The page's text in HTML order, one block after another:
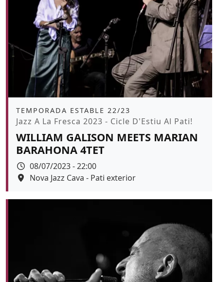
Àmbit
TEMPORADA ESTABLE 22/23
Promoció
Jazz A La Fresca 2023 - Cicle D'Estiu Al Pati!
WILLIAM GALISON MEETS MARIAN
BARAHONA 4TET
Data
08/07/2023 - 22:00
Espai
Nova Jazz Cava - Pati exterior